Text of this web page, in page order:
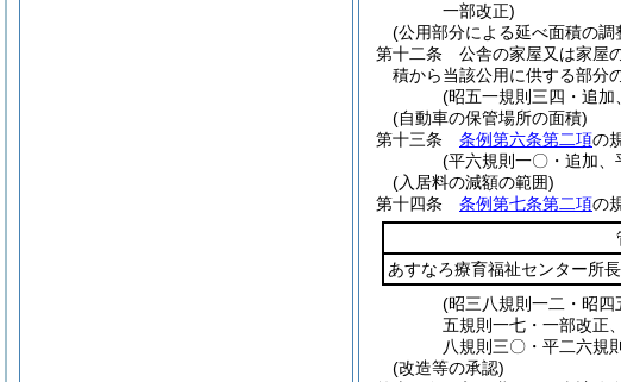
一部改正)
(公用部分による延べ面積の調
第十二条
公舎の家屋又は家屋
積から当該公用に供する部分
(昭五一規則三四・追
(自動車の保管場所の面積)
第十三条
条例第六条第二項の
(平六規則一〇・追加
(入居料の減額の範囲)
第十四条
条例第七条第二項の
あすなろ療育福祉センター所
(昭三八規則一二・昭
五規則一七・一部改正
八規則三〇・平二六規
(改造等の承認)